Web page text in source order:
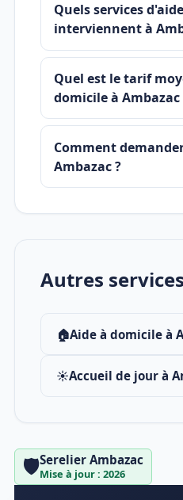
Quels services
interviennent à
Quel est le tarif
domicile à Ambazac
Comment
Ambazac ?
Autres
🏠Aide à domicile à
☀️Accueil de jour à
🛡️Serelier Ambazac
Mise à jour : 2026